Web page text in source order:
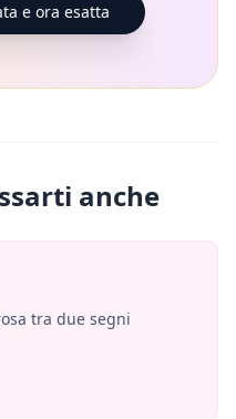
e ora esatta
anche
tra due segni